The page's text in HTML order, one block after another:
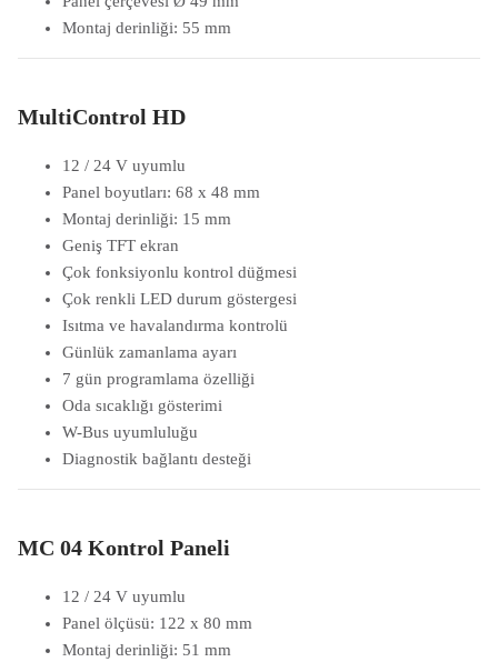
Montaj derinliği: 55 mm
MultiControl HD
12 / 24 V uyumlu
Panel boyutları: 68 x 48 mm
Montaj derinliği: 15 mm
Geniş TFT ekran
Çok fonksiyonlu kontrol düğmesi
Çok renkli LED durum göstergesi
Isıtma ve havalandırma kontrolü
Günlük zamanlama ayarı
7 gün programlama özelliği
Oda sıcaklığı gösterimi
W-Bus uyumluluğu
Diagnostik bağlantı desteği
MC 04 Kontrol Paneli
12 / 24 V uyumlu
Panel ölçüsü: 122 x 80 mm
Montaj derinliği: 51 mm